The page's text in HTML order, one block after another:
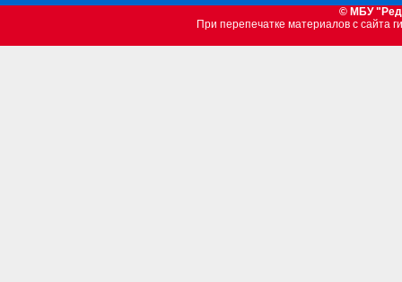
© МБУ
При перепечатке материалов c сайта